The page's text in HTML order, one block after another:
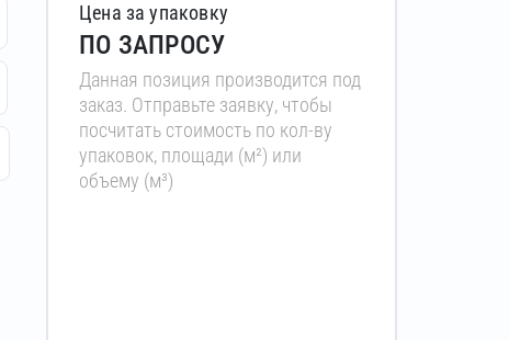
Цена за упаковку
ПО ЗАПРОСУ
Данная позиция производится под
заказ. Отправьте заявку, чтобы
посчитать стоимость по кол-ву
упаковок, площади (м²) или
объему (м³)